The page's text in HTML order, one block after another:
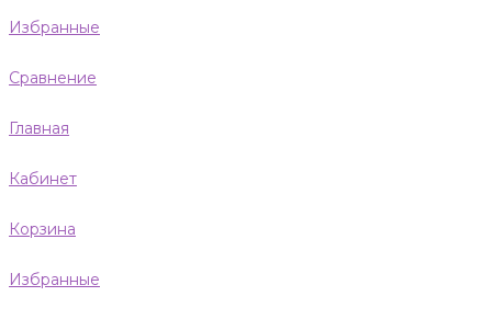
Избранные
Сравнение
Главная
Кабинет
Корзина
Избранные